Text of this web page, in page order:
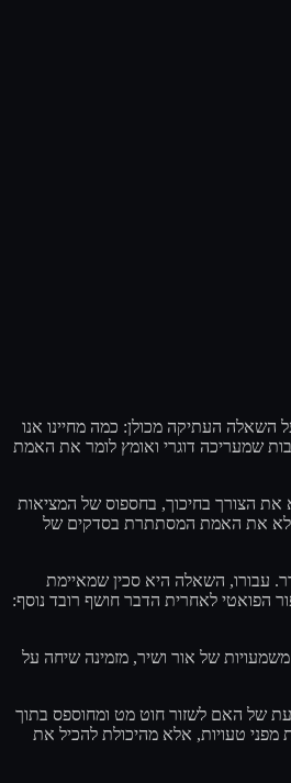
השאלה העתיקה מכולן: כמה מחיינו אנו
שמעריכה דוגרי ואומץ לומר את האמת
את הצורך בחיכוך, בחספוס של המציאות
אלא את האמת המסתתרת בסדקים של
עבורו, השאלה היא סכין שמאיימת
הפואטי לאחרית הדבר חושף רובד נוסף:
של אור ושיר, מזמינה שיחה על
של האם לשזור חוט מט ומחוספס בתוך
טעויות, אלא מהיכולת להכיל את